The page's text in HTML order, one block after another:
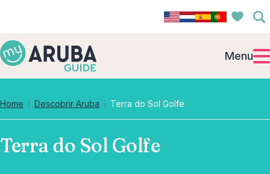
Menu
Home Descobrir Aruba Terra do Sol Golfe
Terra do Sol Golfe